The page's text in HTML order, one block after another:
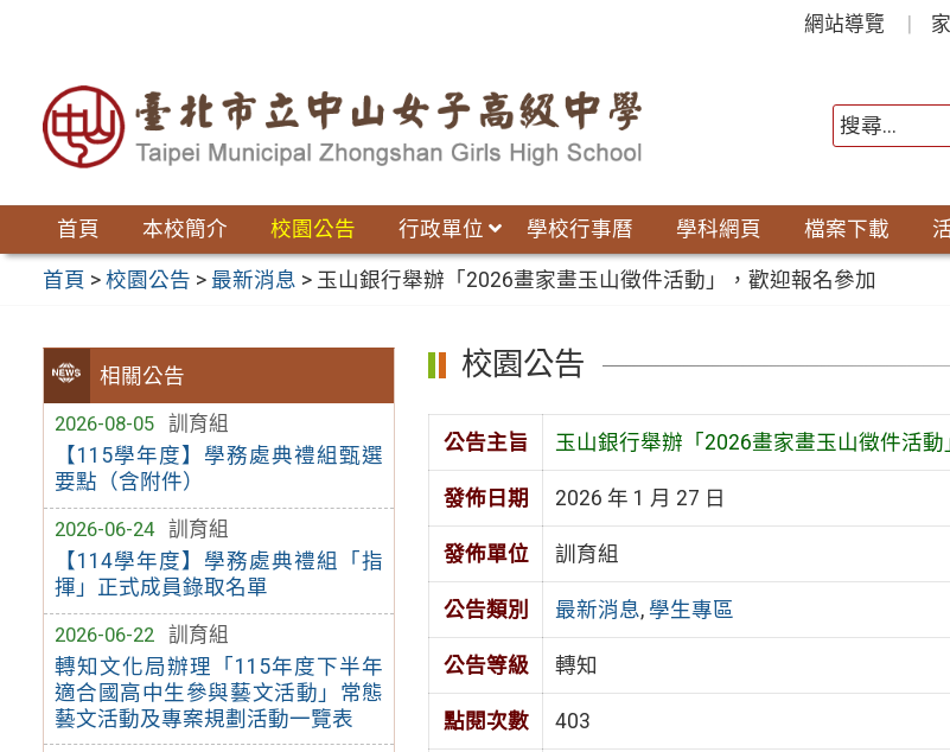
網站導覽
首頁 本校簡介 校園公告 行政單位 學校行事曆 學科網頁 檔案下載
首頁 >校園公告 > 最新消息 > 玉山銀行舉辦「2026畫家畫玉山徵件活動」，歡迎報名參加
相關公告
2026-08-05
訓育組
【115學年度】學務處典禮組甄選
要點（含附件）
2026-06-24
訓育組
【114學年度】學務處典禮組「指
揮」正式成員錄取名單
2026-06-22
訓育組
轉知文化局辦理「115年度下半年
適合國高中生參與藝文活動」常態
藝文活動及專案規劃活動一覽表
校園公告
公告主旨 玉山銀行舉辦「2026畫家畫玉山徵件活
發佈日期 2026 年 1 月 27 日
發佈單位 訓育組
公告類別 最新消息, 學生專區
公告等級 轉知
點閱次數 403